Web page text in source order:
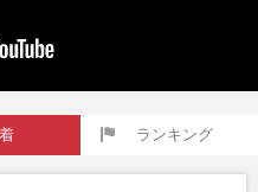
ランキング